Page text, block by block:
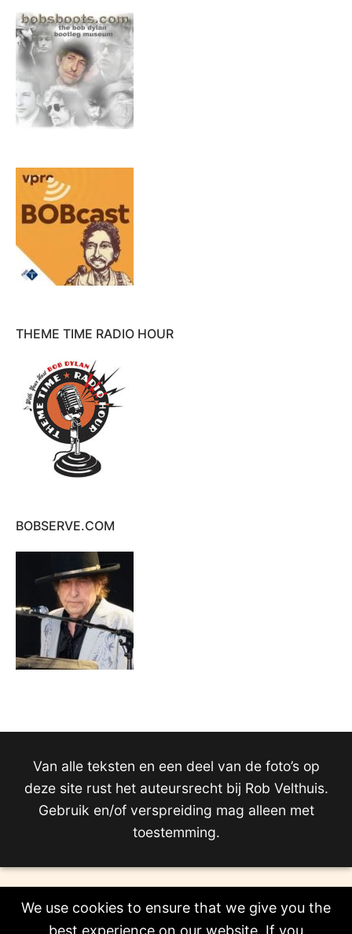
THEME TIME RADIO HOUR
BOBSERVE.COM
Van alle teksten en een deel van de foto’s op
deze site rust het auteursrecht bij Rob Velthuis.
Gebruik en/of verspreiding mag alleen met
toestemming.
We use cookies to ensure that we give you the
best experience on our website. If you